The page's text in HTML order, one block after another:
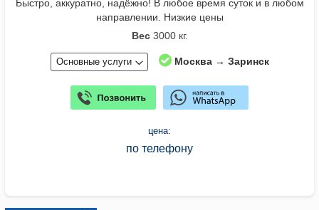
Быстро, аккуратно, надёжно! В любое время суток и в любом
направлении. Низкие цены
Вес3000 кг.
Основные услуги Москва → Заринск
цена:
по телефону